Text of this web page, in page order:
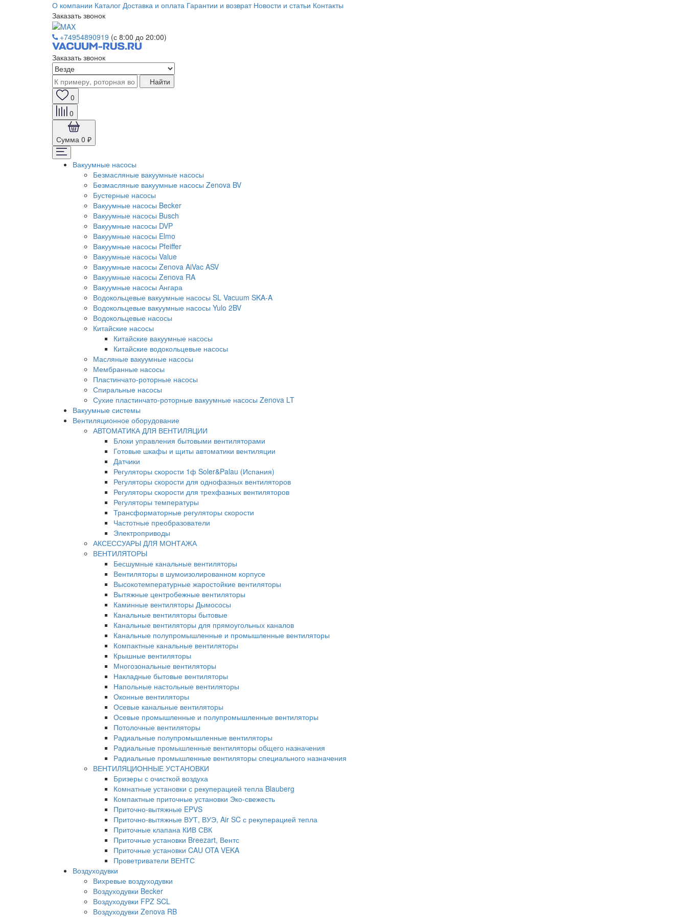
О компании Каталог Доставка и оплата Гарантии и возврат Новости и статьи Контакты
Заказать звонок
+74954890919 (с 8:00 до 20:00)
Заказать звонок
Найти
0
0
Сумма 0 ₽
Вакуумные насосы
Безмасляные вакуумные насосы
Безмасляные вакуумные насосы Zenova BV
Бустерные насосы
Вакуумные насосы Becker
Вакуумные насосы Busch
Вакуумные насосы DVP
Вакуумные насосы Elmo
Вакуумные насосы Pfeiffer
Вакуумные насосы Value
Вакуумные насосы Zenova AiVac ASV
Вакуумные насосы Zenova RA
Вакуумные насосы Ангара
Водокольцевые вакуумные насосы SL Vacuum SKA-A
Водокольцевые вакуумные насосы Yulo 2BV
Водокольцевые насосы
Китайские насосы
Китайские вакуумные насосы
Китайские водокольцевые насосы
Масляные вакуумные насосы
Мембранные насосы
Пластинчато-роторные насосы
Спиральные насосы
Сухие пластинчато-роторные вакуумные насосы Zenova LT
Вакуумные системы
Вентиляционное оборудование
АВТОМАТИКА ДЛЯ ВЕНТИЛЯЦИИ
Блоки управления бытовыми вентиляторами
Готовые шкафы и щиты автоматики вентиляции
Датчики
Регуляторы скорости 1ф Soler&Palau (Испания)
Регуляторы скорости для однофазных вентиляторов
Регуляторы скорости для трехфазных вентиляторов
Регуляторы температуры
Трансформаторные регуляторы скорости
Частотные преобразователи
Электроприводы
АКСЕССУАРЫ ДЛЯ МОНТАЖА
ВЕНТИЛЯТОРЫ
Бесшумные канальные вентиляторы
Вентиляторы в шумоизолированном корпусе
Высокотемпературные жаростойкие вентиляторы
Вытяжные центробежные вентиляторы
Каминные вентиляторы Дымососы
Канальные вентиляторы бытовые
Канальные вентиляторы для прямоугольных каналов
Канальные полупромышленные и промышленные вентиляторы
Компактные канальные вентиляторы
Крышные вентиляторы
Многозональные вентиляторы
Накладные бытовые вентиляторы
Напольные настольные вентиляторы
Оконные вентиляторы
Осевые канальные вентиляторы
Осевые промышленные и полупромышленные вентиляторы
Потолочные вентиляторы
Радиальные полупромышленные вентиляторы
Радиальные промышленные вентиляторы общего назначения
Радиальные промышленные вентиляторы специального назначения
ВЕНТИЛЯЦИОННЫЕ УСТАНОВКИ
Бризеры с очисткой воздуха
Комнатные установки с рекуперацией тепла Blauberg
Компактные приточные установки Эко-свежесть
Приточно-вытяжные EPVS
Приточно-вытяжные ВУТ, ВУЭ, Air SC с рекуперацией тепла
Приточные клапана КИВ СВК
Приточные установки Breezart, Вентс
Приточные установки CAU OTA VEKA
Проветриватели ВЕНТС
Воздуходувки
Вихревые воздуходувки
Воздуходувки Becker
Воздуходувки FPZ SCL
Воздуходувки Zenova RB